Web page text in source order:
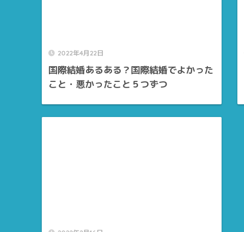
2022年4月22日
国際結婚あるある？国際結婚でよかった
こと・悪かったこと５つずつ